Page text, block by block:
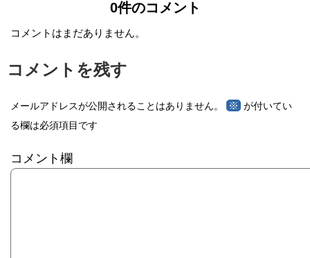
0件のコメント
コメントはまだありません。
コメントを残す
メールアドレスが公開されることはありません。 ※ が付いてい
る欄は必須項目です
コメント欄